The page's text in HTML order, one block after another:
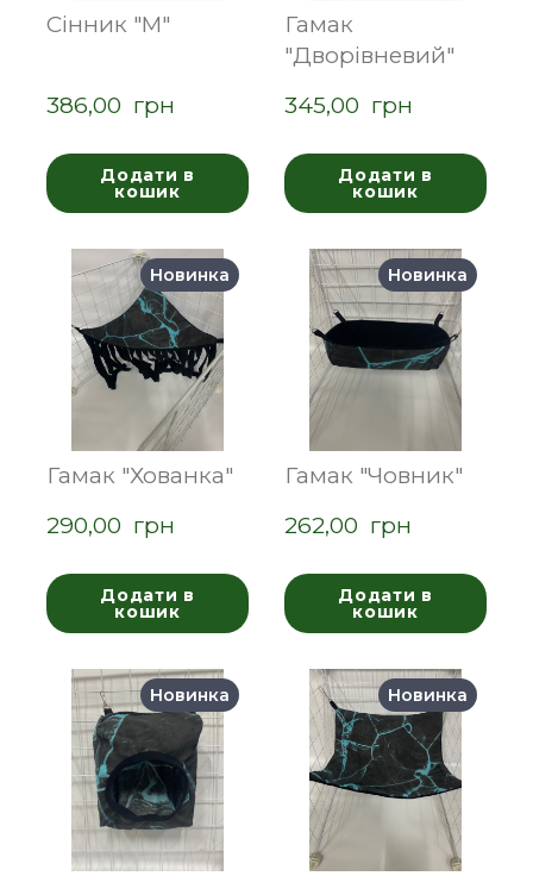
Сінник "M"
386,00  грн
Додати в
кошик
Гамак
"Дворівневий"
345,00  грн
Додати в
кошик
Новинка
Гамак "Хованка"
290,00  грн
Додати в
кошик
Новинка
Гамак "Човник"
262,00  грн
Додати в
кошик
Новинка Новинка